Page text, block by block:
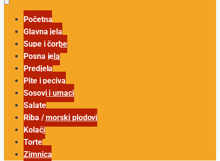
Početna
Glavna jela
Supe i čorbe
Posna jela
Predjela
Pite i peciva
Sosovi i umaci
Salate
Riba / morski plodovi
Kolači
Torte
Zimnica